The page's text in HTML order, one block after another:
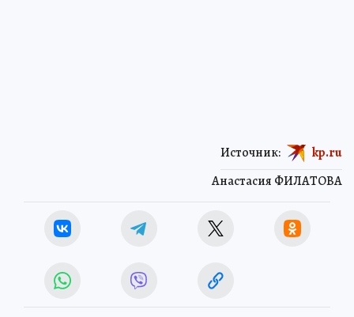
Анастасия ФИЛАТОВА
Источник: kp.ru